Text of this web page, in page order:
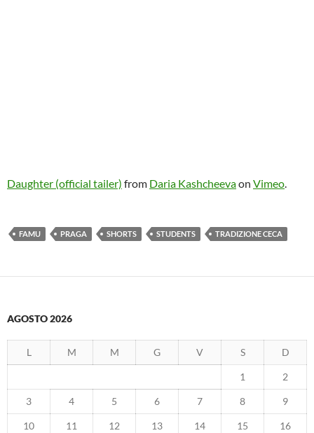
Daughter (official tailer) from Daria Kashcheevaon Vimeo.
FAMU PRAGA SHORTS STUDENTS TRADIZIONE CECA
AGOSTO 2026
L M M G V S D
1 2
3 4 5 6 7 8 9
10 11 12 13 14 15 16